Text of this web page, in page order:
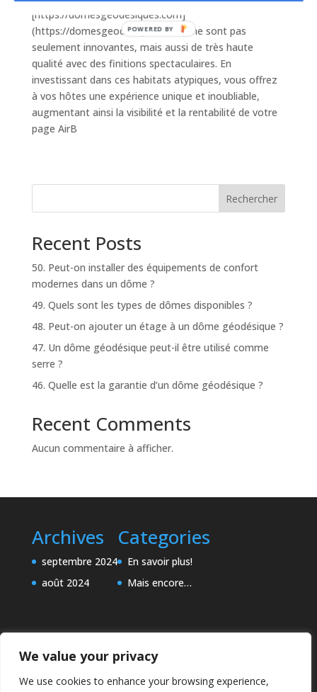
We value your privacy
We use cookies to enhance your browsing experience,
[https://domesgeodesiques.com]
(https://domesgeodesiques.com), ne sont pas
seulement innovantes, mais aussi de très haute
qualité avec des finitions spectaculaires. En
investissant dans ces habitats atypiques, vous offrez
à vos hôtes une expérience unique et inoubliable,
augmentant ainsi la visibilité et la rentabilité de votre
page AirB
Rechercher
Recent Posts
50. Peut-on installer des équipements de confort
modernes dans un dôme ?
49. Quels sont les types de dômes disponibles ?
48. Peut-on ajouter un étage à un dôme géodésique ?
47. Un dôme géodésique peut-il être utilisé comme
serre ?
46. Quelle est la garantie d’un dôme géodésique ?
Recent Comments
Aucun commentaire à afficher.
Archives
septembre 2024
août 2024
Categories
En savoir plus!
Mais encore…
POWERED BY